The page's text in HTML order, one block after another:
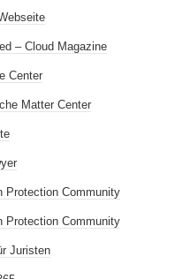
– Cloud Magazine
Center
Matter Center
Protection Community
Protection Community
Juristen